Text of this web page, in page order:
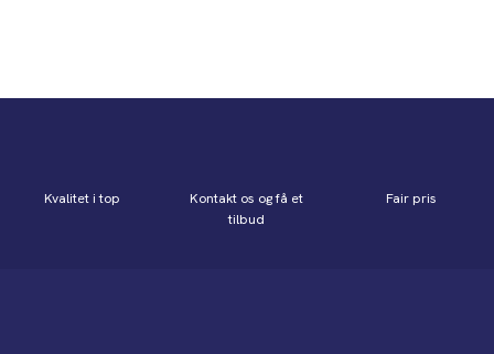
Kvalitet i top
Kontakt os og få et
tilbud
Fair pris